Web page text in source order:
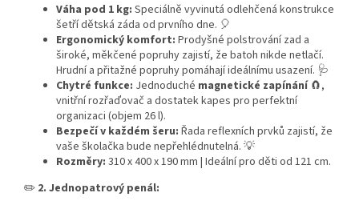
Váha pod 1 kg: Speciálně vyvinutá odlehčená konstrukce
šetří dětská záda od prvního dne. 🎈
Ergonomický komfort: Prodyšné polstrování zad a
široké, měkčené popruhy zajistí, že batoh nikde netlačí.
Hrudní a přitažné popruhy pomáhají ideálnímu usazení. 🩺
Chytré funkce: Jednoduché magnetické zapínání🧲,
vnitřní rozřaďovač a dostatek kapes pro perfektní
organizaci (objem 26 l).
Bezpečí v každém šeru: Řada reflexních prvků zajistí, že
vaše školačka bude nepřehlédnutelná. 💡
Rozměry: 310 x 400 x 190 mm | Ideální pro děti od 121 cm.
✏️ 2. Jednopatrový penál: